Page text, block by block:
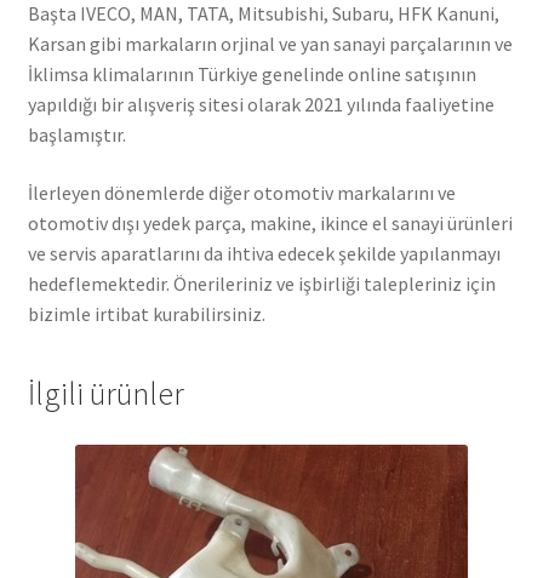
Başta IVECO, MAN, TATA, Mitsubishi, Subaru, HFK Kanuni,
Karsan gibi markaların orjinal ve yan sanayi parçalarının ve
İklimsa klimalarının Türkiye genelinde online satışının
yapıldığı bir alışveriş sitesi olarak 2021 yılında faaliyetine
başlamıştır.
İlerleyen dönemlerde diğer otomotiv markalarını ve
otomotiv dışı yedek parça, makine, ikince el sanayi ürünleri
ve servis aparatlarını da ihtiva edecek şekilde yapılanmayı
hedeflemektedir. Önerileriniz ve işbirliği talepleriniz için
bizimle irtibat kurabilirsiniz.
İlgili ürünler